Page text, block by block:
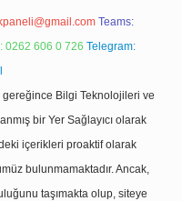
Teams:
0262 606 0 726 Telegram:
gereğince Bilgi Teknolojileri ve
bir Yer Sağlayıcı olarak
içerikleri proaktif olarak
bulunmamaktadır. Ancak,
taşımakta olup, siteye